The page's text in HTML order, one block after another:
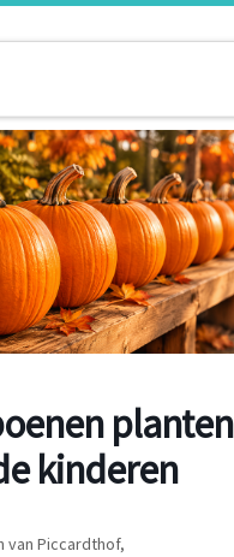
planten
kinderen
van Piccardthof,